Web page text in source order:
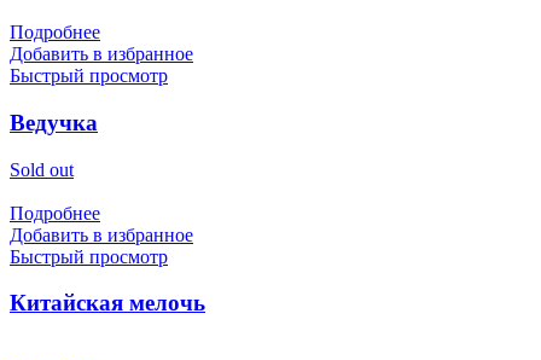
Подробнее
Добавить в избранное
Быстрый просмотр
Ведучка
Sold out
Подробнее
Добавить в избранное
Быстрый просмотр
Китайская мелочь